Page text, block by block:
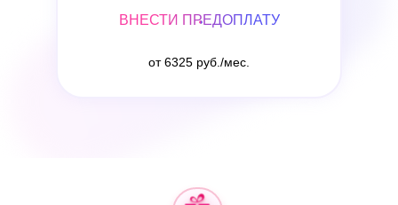
ВНЕСТИ ПРЕДОПЛАТУ
от 6325 руб./мес.